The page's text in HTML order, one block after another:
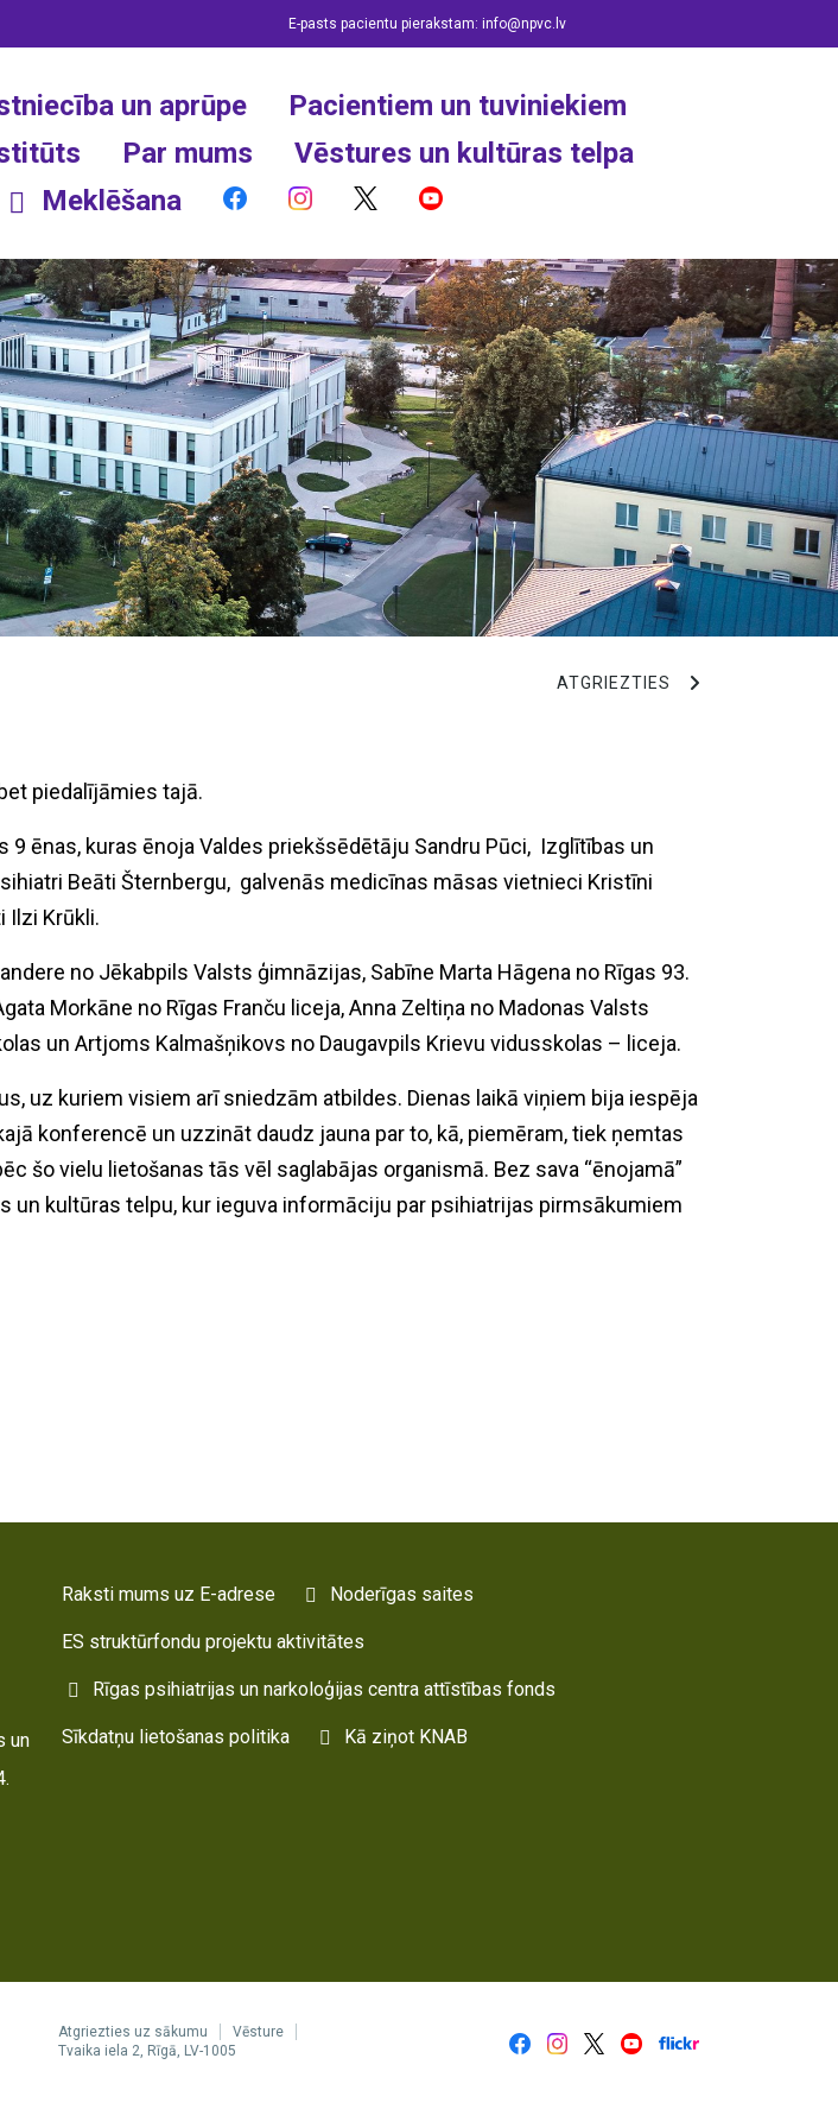
E-pasts pacientu pierakstam: info@npvc.lv
un aprūpe
Pacientiem un tuviniekiem
Par mums
Vēstures un kultūras telpa
Meklēšana
ATGRIEZTIES
piedalījāmies tajā.
ēnas, kuras ēnoja Valdes priekšsēdētāju Sandru Pūci, Izglītības un
Beāti Šternbergu, galvenās medicīnas māsas vietnieci Kristīni
Ilzi Krūkli.
no Jēkabpils Valsts ģimnāzijas, Sabīne Marta Hāgena no Rīgas 93.
Morkāne no Rīgas Franču liceja, Anna Zeltiņa no Madonas Valsts
un Artjoms Kalmašņikovs no Daugavpils Krievu vidusskolas – liceja.
uz kuriem visiem arī sniedzām atbildes. Dienas laikā viņiem bija iespēja
konferencē un uzzināt daudz jauna par to, kā, piemēram, tiek ņemtas
šo vielu lietošanas tās vēl saglabājas organismā. Bez sava “ēnojamā”
un kultūras telpu, kur ieguva informāciju par psihiatrijas pirmsākumiem
un
Raksti mums uz E-adrese Noderīgas saites
ES struktūrfondu projektu aktivitātes
Rīgas psihiatrijas un narkoloģijas centra attīstības fonds
Sīkdatņu lietošanas politika Kā ziņot KNAB
Atgriezties uz sākumu
Vēsture
Tvaika iela 2, Rīgā, LV-1005